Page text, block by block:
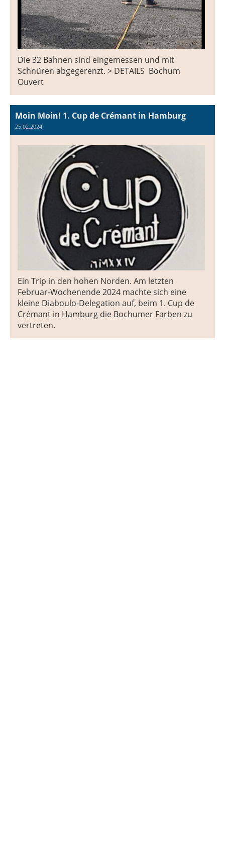
Die 32 Bahnen sind eingemessen und mit
Schnüren abgegerenzt. > DETAILS Bochum
Ouvert
Moin Moin! 1. Cup de Crémant in Hamburg
25.02.2024
Ein Trip in den hohen Norden. Am letzten
Februar-Wochenende 2024 machte sich eine
kleine Diaboulo-Delegation auf, beim 1. Cup de
Crémant in Hamburg die Bochumer Farben zu
vertreten.